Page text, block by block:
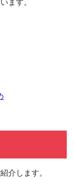
ます。
介します。